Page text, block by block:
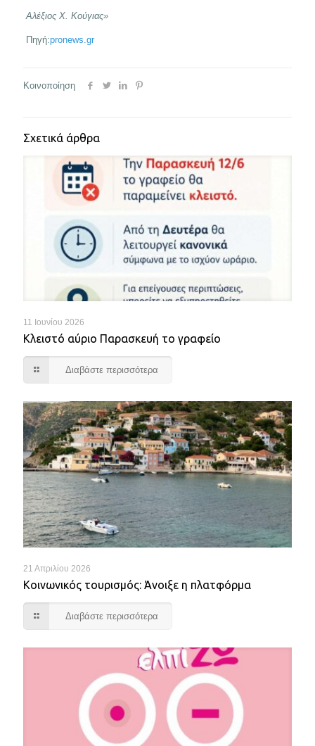
Αλέξιος Χ. Κούγιας»
Πηγή:pronews.gr
Κοινοποίηση
Σχετικά άρθρα
11 Ιουνίου 2026
Κλειστό αύριο Παρασκευή το γραφείο
Διαβάστε περισσότερα
21 Απριλίου 2026
Κοινωνικός τουρισμός: Άνοιξε η πλατφόρμα
Διαβάστε περισσότερα